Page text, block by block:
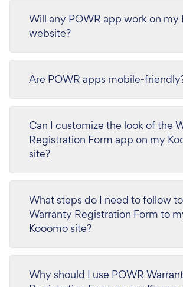
Will any POWR app work on my
website?
Are POWR apps mobile-
Can I customize the look of the
Registration Form app on my
site?
What steps do I need to follow
Warranty Registration Form to
Kooomo site?
Why should I use POWR